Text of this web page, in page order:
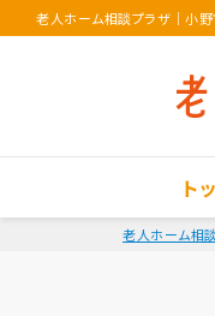
老人ホーム相談プラザ ｜小
ト
老人ホーム相